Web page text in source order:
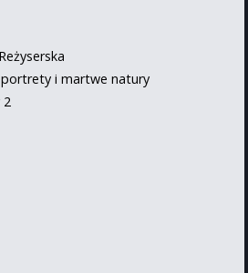
portrety i martwe natury
2